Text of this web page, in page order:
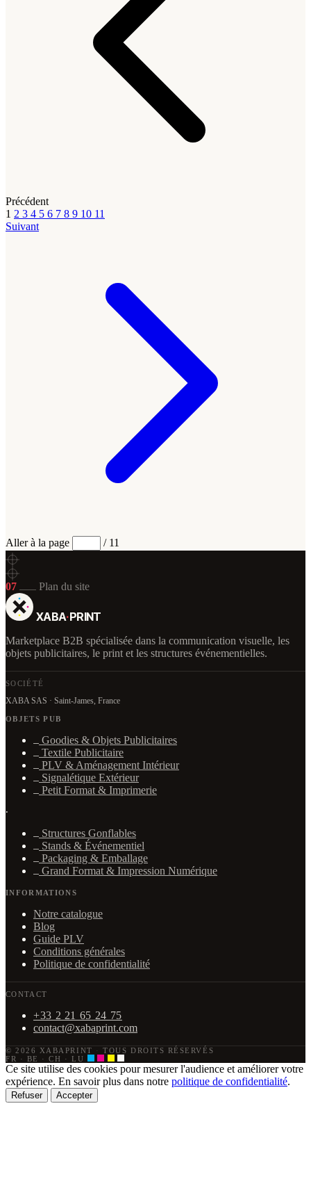
Précédent
1 2 3 4 5 6 7 8 9 10 11
Suivant
Aller à la page / 11
07 Plan du site
XABA·PRINT
Marketplace B2B spécialisée dans la communication visuelle, les
objets publicitaires, le print et les structures événementielles.
SOCIÉTÉ
XABA SAS · Saint-James, France
OBJETS PUB
Goodies & Objets Publicitaires
Textile Publicitaire
PLV & Aménagement Intérieur
Signalétique Extérieur
Petit Format & Imprimerie
·
Structures Gonflables
Stands & Événementiel
Packaging & Emballage
Grand Format & Impression Numérique
INFORMATIONS
Notre catalogue
Blog
Guide PLV
Conditions générales
Politique de confidentialité
CONTACT
+33 2 21 65 24 75
contact@xabaprint.com
© 2026 XABAPRINT ·
TOUS DROITS RÉSERVÉS
FR · BE · CH · LU
Ce site utilise des cookies pour mesurer l'audience et améliorer votre
expérience. En savoir plus dans notre politique de confidentialité.
Refuser Accepter